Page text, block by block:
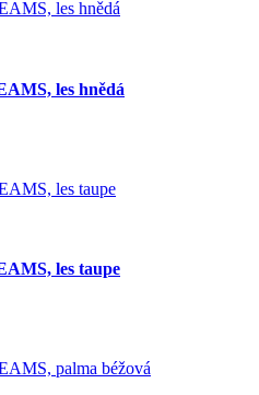
les hnědá
les taupe